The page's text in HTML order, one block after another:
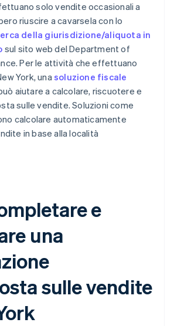
solo vendite occasionali a
riuscire a cavarsela con lo
della giurisdizione/aliquota in
sul sito web del Department of
Per le attività che effettuano
York, unasoluzione fiscale
aiutare a calcolare, riscuotere e
sulle vendite. Soluzioni come
calcolare automaticamente
in base alla località
e
una
sulle vendite